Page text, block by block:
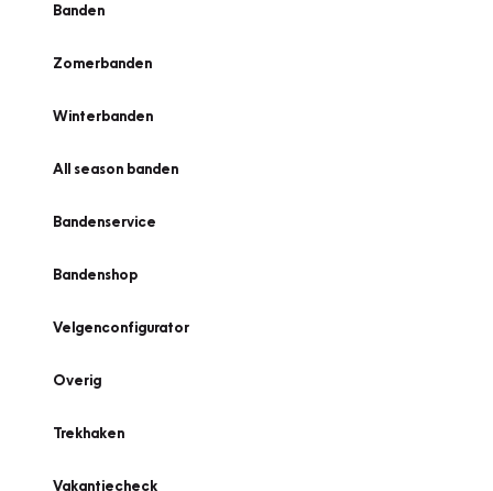
Banden
Zomerbanden
Winterbanden
All season banden
Bandenservice
Bandenshop
Velgenconfigurator
Overig
Trekhaken
Vakantiecheck